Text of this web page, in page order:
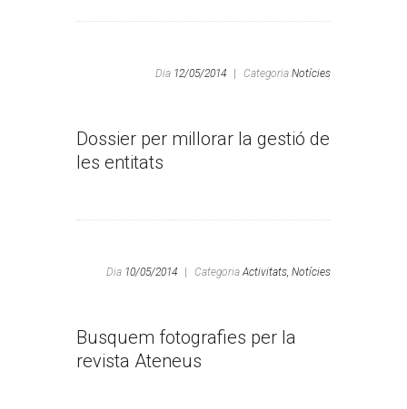
Dia 12/05/2014 Categoria Notícies
Dossier per millorar la gestió de
les entitats
Dia 10/05/2014 CategoriaActivitats, Notícies
Busquem fotografies per la
revista Ateneus